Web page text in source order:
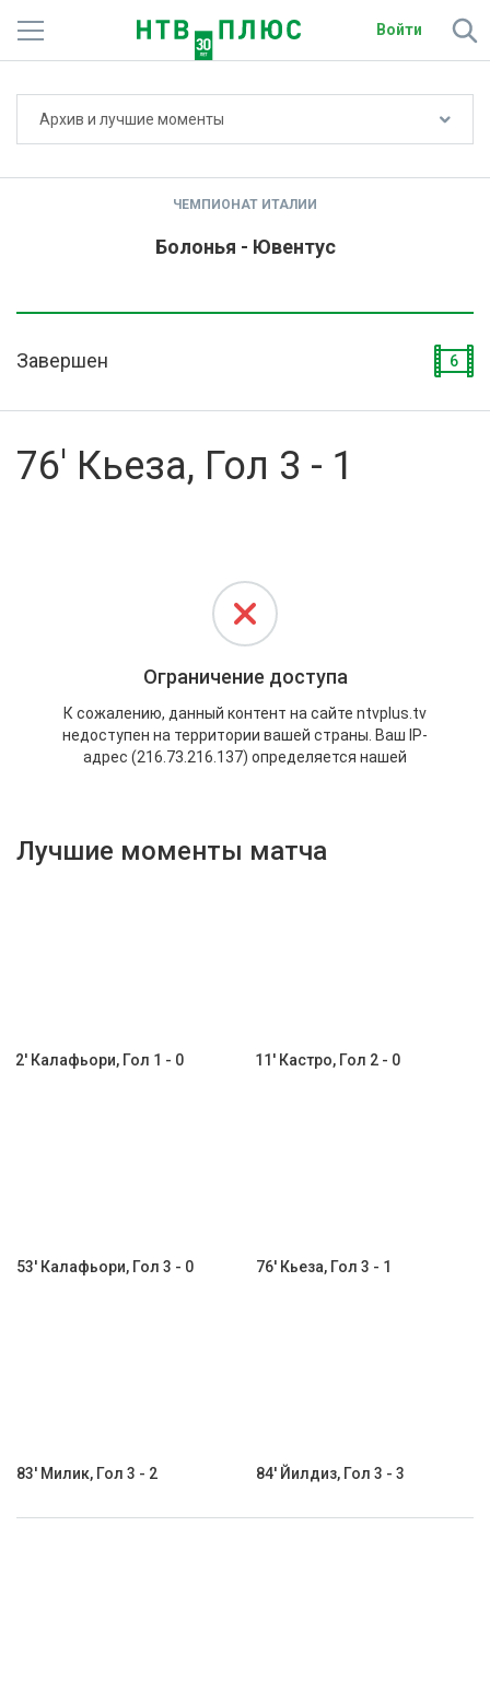
Войти
О сайте
Архив и лучшие моменты
ЧЕМПИОНАТ ИТАЛИИ
Болонья - Ювентус
Завершен 6
76' Кьеза, Гол 3 - 1
Лучшие моменты матча
2' Калафьори, Гол 1 - 0 11' Кастро, Гол 2 - 0
53' Калафьори, Гол 3 - 0 76' Кьеза, Гол 3 - 1
83' Милик, Гол 3 - 2 84' Йилдиз, Гол 3 - 3